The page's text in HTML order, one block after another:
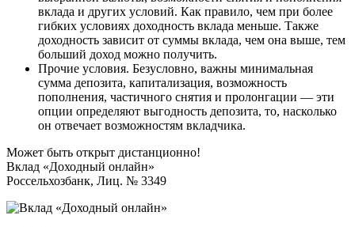
вклада и других условий. Как правило, чем при более
гибких условиях доходность вклада меньше. Также
доходность зависит от суммы вклада, чем она выше, тем
больший доход можно получить.
Прочие условия. Безусловно, важны минимальная
сумма депозита, капитализация, возможность
пополнения, частичного снятия и пролонгации — эти
опции определяют выгодность депозита, то, насколько
он отвечает возможностям вкладчика.
Может быть открыт дистанционно!
Вклад «Доходный онлайн»
Россельхозбанк, Лиц. № 3349